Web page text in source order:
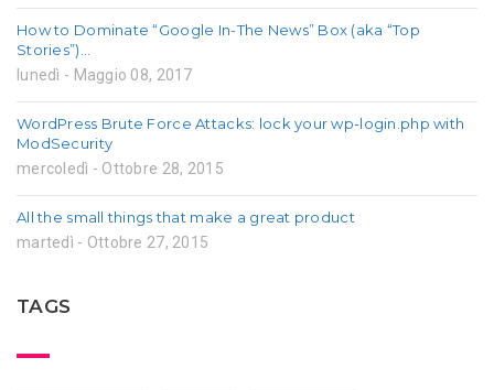
How to Dominate “Google In-The News” Box (aka “Top
Stories”)…
lunedì - Maggio 08, 2017
WordPress Brute Force Attacks: lock your wp-login.php with
ModSecurity
mercoledì - Ottobre 28, 2015
All the small things that make a great product
martedì - Ottobre 27, 2015
TAGS